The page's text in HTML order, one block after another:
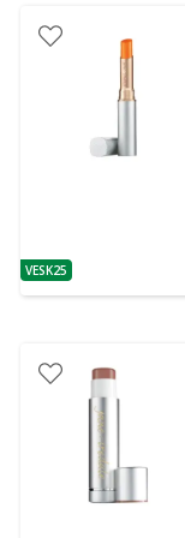
patarimas
VESK25